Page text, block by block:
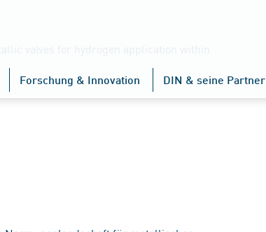
Forschung & Innovation DIN & seine Partner
valves for hydrogen application within